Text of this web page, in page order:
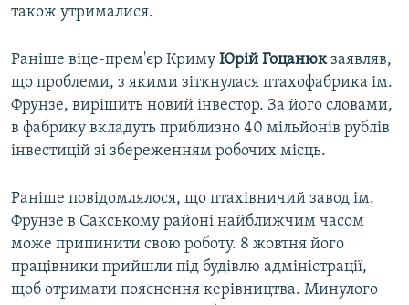
також утрималися.
Раніше віце-прем'єр Криму Юрій Гоцанюкзаявляв,
що проблеми, з якими зіткнулася птахофабрика ім.
Фрунзе, вирішить новий інвестор. За його словами,
в фабрику вкладуть приблизно 40 мільйонів рублів
інвестицій зі збереженням робочих місць.
Раніше повідомлялося, що птахівничий завод ім.
Фрунзе в Сакському районі найближчим часом
може припинити свою роботу. 8 жовтня його
працівники прийшли під будівлю адміністрації,
щоб отримати пояснення керівництва. Минулого